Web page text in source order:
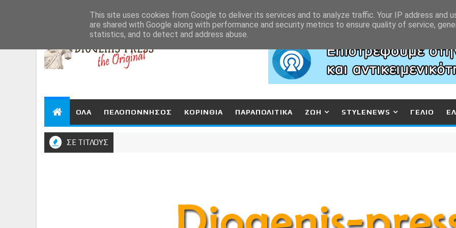
ΟΛΑ ΠΕΛΟΠΟΝΝΗΣΟΣ ΚΟΡΙΝΘΙΑ ΠΑΡΑΠΟΛΙΤΙΚΑ ΖΩΗ STYLENEWS ΓΕΛΙΟ
ΣΕ ΤΙΤΛΟΥΣ
This site uses cookies from Google to deliver its services and to analyze traffic. Your IP address and
are shared with Google along with performance and security metrics to ensure quality of service,
statistics, and to detect and address abuse.